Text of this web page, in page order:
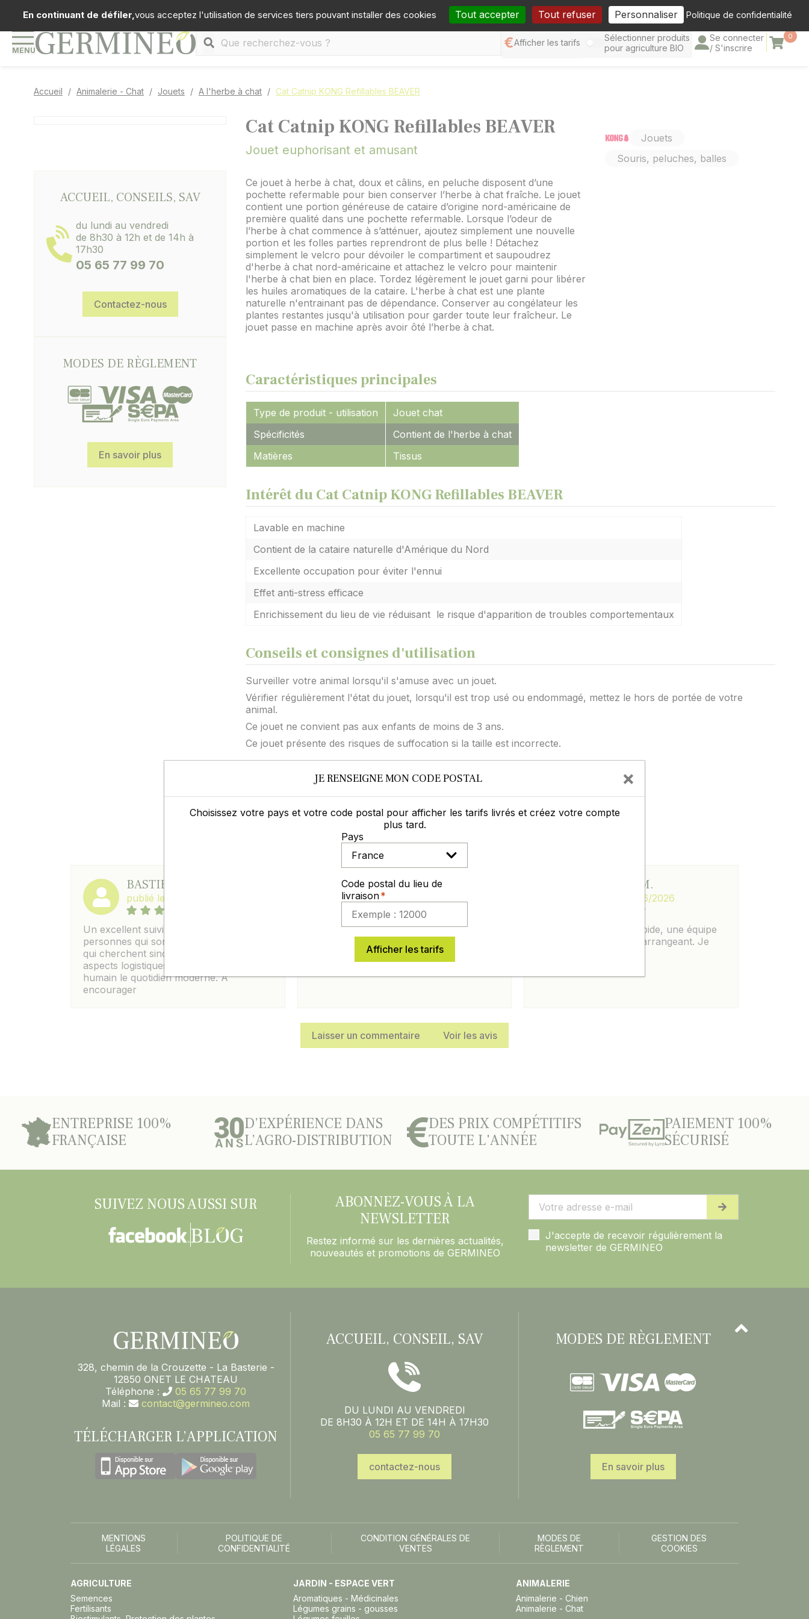
Téléphone : 05 65 77 99 70 Mail : contact@germineo.com Facebook
MENU
Afficher les tarifs
Sélectionner produits
pour agriculture BIO
Se connecter
/ S'inscrire
0
Panier
Accueil Animalerie - Chat Jouets A l'herbe à chat Cat Catnip KONG Refillables BEAVER
Cat Catnip KONG Refillables BEAVER
Jouet euphorisant et amusant
ACCUEIL, CONSEILS, SAV
du lundi au vendredi
de 8h30 à 12h et de 14h à
17h30
05 65 77 99 70
Contactez-nous
MODES DE RÈGLEMENT
En savoir plus
Ce jouet à herbe à chat, doux et câlins, en peluche disposent d’une
pochette refermable pour bien conserver l’herbe à chat fraîche. Le jouet
contient une portion généreuse de cataire d’origine nord-américaine de
première qualité dans une pochette refermable. Lorsque l’odeur de
l’herbe à chat commence à s’atténuer, ajoutez simplement une nouvelle
portion et les folles parties reprendront de plus belle ! Détachez
simplement le velcro pour dévoiler le compartiment et saupoudrez
d'herbe à chat nord-américaine et attachez le velcro pour maintenir
l'herbe à chat bien en place. Tordez légèrement le jouet garni pour libérer
les huiles aromatiques de la cataire. L'herbe à chat est une plante
naturelle n'entrainant pas de dépendance. Conserver au congélateur les
plantes restantes jusqu'à utilisation pour garder toute leur fraîcheur. Le
jouet passe en machine après avoir ôté l’herbe à chat.
Jouets
Souris, peluches, balles
Caractéristiques principales
Type de produit - utilisation
Jouet chat
Spécificités
Contient de l'herbe à chat
Matières
Tissus
Intérêt du Cat Catnip KONG Refillables BEAVER
Lavable en machine
Contient de la cataire naturelle d'Amérique du Nord
Excellente occupation pour éviter l'ennui
Effet anti-stress efficace
Enrichissement du lieu de vie réduisant le risque d'apparition de troubles comportementaux
Conseils et consignes d'utilisation
Surveiller votre animal lorsqu'il s'amuse avec un jouet.
Vérifier régulièrement l'état du jouet, lorsqu'il est trop usé ou endommagé, mettez le hors de portée de votre
animal.
Ce jouet ne convient pas aux enfants de moins de 3 ans.
Ce jouet présente des risques de suffocation si la taille est incorrecte.
AVIS
EXCELLENT : 4,7/5 SUR LA BASE DE
BASTIEN G.
publié le 30/04/2026
Un excellent suivi ; On sent des
personnes qui sont proches du terrain et
qui cherchent sincerement à faciliter les
aspects logistiques , elles rendent plus
humain le quotidien moderne. A
encourager
MATTHIEU J.
publié le 03/06/2026
Equipe très professionnelle ; 4ème
VALENTIN M.
publié le 30/06/2026
Parfait, c est simple, rapide, une équipe
au top et toujours très arrangeant. Je
Laisser un commentaire Voir les avis
ENTREPRISE 100%
FRANÇAISE
D’EXPÉRIENCE DANS
L’AGRO-DISTRIBUTION
DES PRIX COMPÉTITIFS
TOUTE L'ANNÉE
PAIEMENT 100%
SÉCURISÉ
SUIVEZ NOUS AUSSI SUR
ABONNEZ-VOUS À LA
NEWSLETTER
Restez informé sur les dernières actualités,
nouveautés et promotions de GERMINEO
J'accepte de recevoir régulièrement la
newsletter de GERMINEO
328, chemin de la Crouzette - La Basterie -
12850 ONET LE CHATEAU
Téléphone :
05 65 77 99 70
Mail :
contact@germineo.com
TÉLÉCHARGER L’APPLICATION
ACCUEIL, CONSEIL, SAV
DU LUNDI AU VENDREDI
DE 8H30 À 12H ET DE 14H À 17H30
05 65 77 99 70
contactez-nous
MODES DE RÈGLEMENT
En savoir plus
MENTIONS
LÉGALES
POLITIQUE DE
CONFIDENTIALITÉ
CONDITION GÉNÉRALES DE
VENTES
MODES DE
RÈGLEMENT
GESTION DES
COOKIES
AGRICULTURE
Semences
Fertilisants
JARDIN - ESPACE VERT
Aromatiques - Médicinales
Légumes grains - gousses
ANIMALERIE
Animalerie - Chien
Animalerie - Chat
JE RENSEIGNE MON CODE POSTAL ×
Choisissez votre pays et votre code postal pour afficher les tarifs livrés et créez votre compte
plus tard.
Pays
Code postal du lieu de
livraison
Afficher les tarifs
En continuant de défiler,vous acceptez l'utilisation de services tiers pouvant installer des cookies Tout accepter Tout refuser Personnaliser Politique de confidentialité